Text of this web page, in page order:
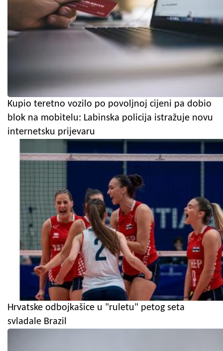
Kupio teretno vozilo po povoljnoj cijeni pa dobio
blok na mobitelu: Labinska policija istražuje novu
internetsku prijevaru
Hrvatske odbojkašice u "ruletu" petog seta
svladale Brazil